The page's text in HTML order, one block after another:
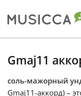
Български
Gmaj11
соль-мажорный
Gmaj11-аккорд) –